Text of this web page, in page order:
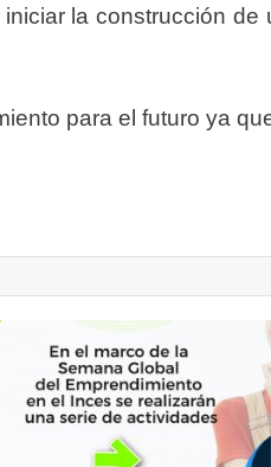
la construcción de
para el futuro ya